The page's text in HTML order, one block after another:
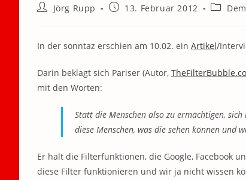
Beitrags-
Jörg Rupp
Beitrag13. Februar 2012
In der sonntaz erschien am 10.02. ein Artikel/
Darin beklagt sich Pariser (Autor,
mit den Worten:
Statt die Menschen also zu ermächtigen,
diese Menschen, was die sehen können und
Er hält die Filterfunktionen, die Google, Facebook
diese Filter funktionieren und wir ja nicht wissen